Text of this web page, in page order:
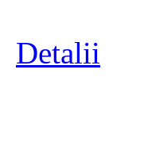
Detalii